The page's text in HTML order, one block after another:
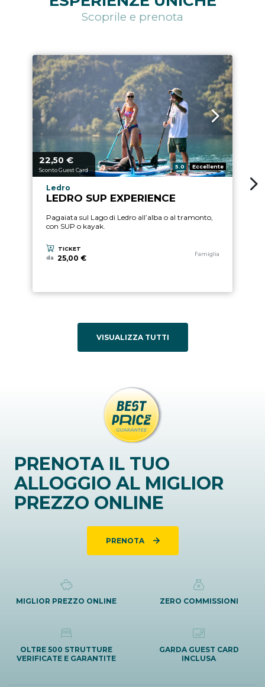
Scoprile e prenota
Prezzo a partire da
22,50 €
Sconto Guest Card
Valutazione:
5.0 Eccellente
Località esperienza
Ledro
LEDRO SUP EXPERIENCE
Pagaiata sul Lago di Ledro all’alba o al tramonto,
con SUP o kayak.
TICKET
da
25,00 €
Categoria esperienza
Famiglia
VISUALIZZA TUTTI
PRENOTA IL TUO
ALLOGGIO AL MIGLIOR
PREZZO ONLINE
PRENOTA
MIGLIOR PREZZO ONLINE ZERO COMMISSIONI
OLTRE 500 STRUTTURE
VERIFICATE E GARANTITE
GARDA GUEST CARD
INCLUSA